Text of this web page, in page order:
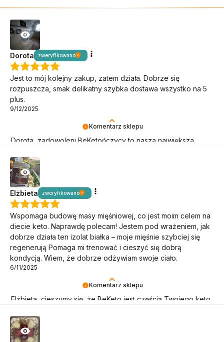
Komentarz sklepu
Dorota, zadowoleni BeKetończycy to nasza największa
Dorota zweryfikowano
Jest to mój kolejny zakup, zatem działa. Dobrze się
rozpuszcza, smak delikatny szybka dostawa wszystko na 5
plus.
9/12/2025
Komentarz sklepu
Elżbieta, cieszymy się, że BeKeto jest częścią Twojego keto
Elżbieta zweryfikowano
Wspomaga budowę masy mięśniowej, co jest moim celem na
diecie keto. Naprawdę polecam! Jestem pod wrażeniem, jak
dobrze działa ten izolat białka – moje mięśnie szybciej się
regenerują Pomaga mi trenować i cieszyć się dobrą
kondycją. Wiem, że dobrze odżywiam swoje ciało.
6/11/2025